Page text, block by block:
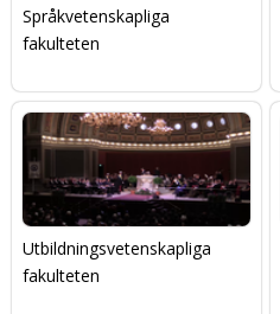
Språkvetenskapliga
fakulteten
Utbildningsvetenskapliga
fakulteten